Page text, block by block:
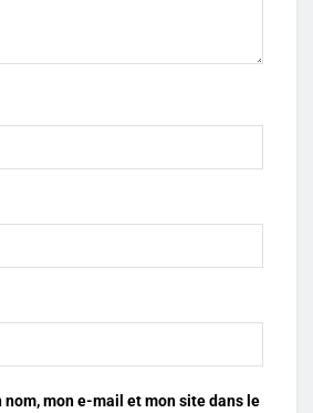
nom, mon e-mail et mon site dans le